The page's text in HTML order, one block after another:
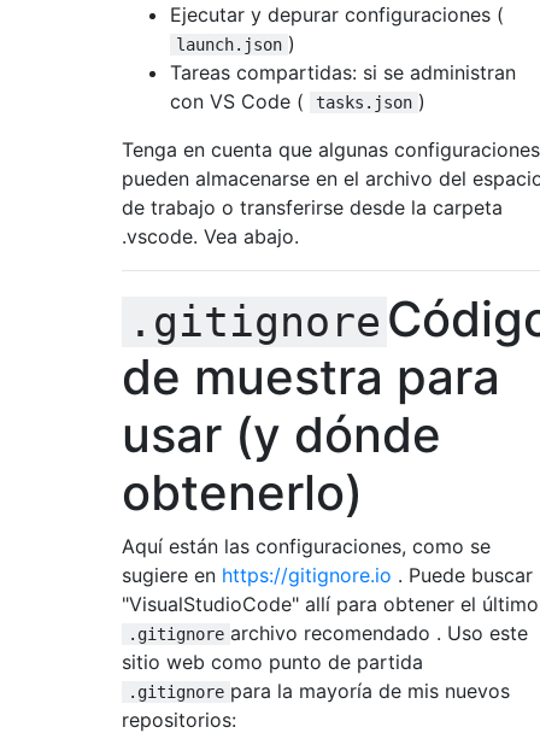
Ejecutar y depurar configuraciones (
launch.json )
Tareas compartidas: si se administran
con VS Code (
tasks.json )
Tenga en cuenta que algunas configuraciones
pueden almacenarse en el archivo del
de trabajo o transferirse desde la carpeta
.vscode. Vea abajo.
.gitignore
de muestra para
usar (y dónde
obtenerlo)
Aquí están las configuraciones, como se
sugiere en https://gitignore.io . Puede buscar
"VisualStudioCode" allí para obtener el último
.gitignore archivo recomendado . Uso este
sitio web como punto de partida
.gitignore para la mayoría de mis nuevos
repositorios: